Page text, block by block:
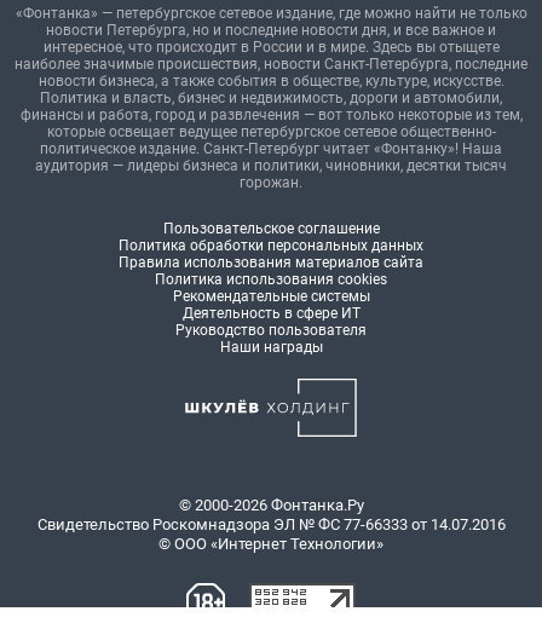
«Фонтанка» — петербургское сетевое издание, где можно найти не только
новости Петербурга, но и последние новости дня, и все важное и
интересное, что происходит в России и в мире. Здесь вы отыщете
наиболее значимые происшествия, новости Санкт-Петербурга, последние
новости бизнеса, а также события в обществе, культуре, искусстве.
Политика и власть, бизнес и недвижимость, дороги и автомобили,
финансы и работа, город и развлечения — вот только некоторые из тем,
которые освещает ведущее петербургское сетевое общественно-
политическое издание. Санкт-Петербург читает «Фонтанку»! Наша
аудитория — лидеры бизнеса и политики, чиновники, десятки тысяч
горожан.
Пользовательское соглашение
Политика обработки персональных данных
Правила использования материалов сайта
Политика использования cookies
Рекомендательные системы
Деятельность в сфере ИТ
Руководство пользователя
Наши награды
© 2000-2026 Фонтанка.Ру
Свидетельство Роскомнадзора ЭЛ № ФС 77-66333 от 14.07.2016
© ООО «Интернет Технологии»